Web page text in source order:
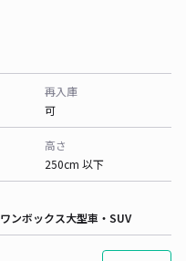
再入庫
可
高さ
250cm 以下
ワンボックス大型車・SUV